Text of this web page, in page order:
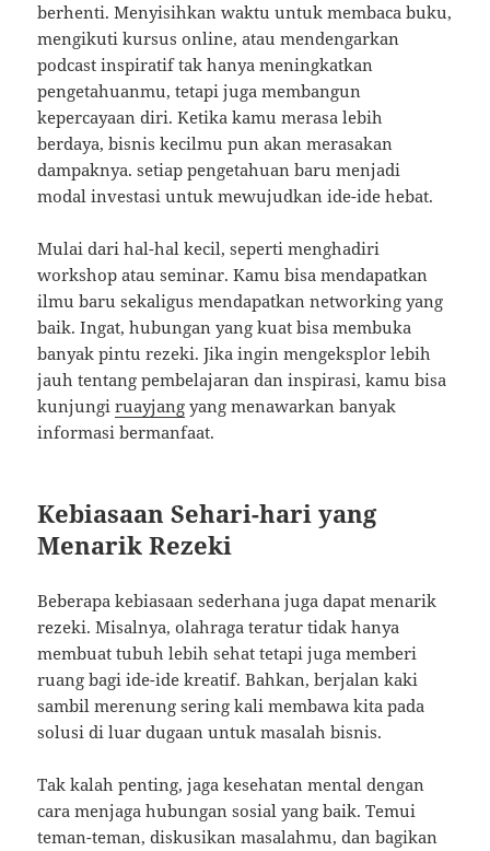
berhenti. Menyisihkan waktu untuk membaca buku,
mengikuti kursus online, atau mendengarkan
podcast inspiratif tak hanya meningkatkan
pengetahuanmu, tetapi juga membangun
kepercayaan diri. Ketika kamu merasa lebih
berdaya, bisnis kecilmu pun akan merasakan
dampaknya. setiap pengetahuan baru menjadi
modal investasi untuk mewujudkan ide-ide hebat.
Mulai dari hal-hal kecil, seperti menghadiri
workshop atau seminar. Kamu bisa mendapatkan
ilmu baru sekaligus mendapatkan networking yang
baik. Ingat, hubungan yang kuat bisa membuka
banyak pintu rezeki. Jika ingin mengeksplor lebih
jauh tentang pembelajaran dan inspirasi, kamu bisa
kunjungiruayjang yang menawarkan banyak
informasi bermanfaat.
Kebiasaan Sehari-hari yang
Menarik Rezeki
Beberapa kebiasaan sederhana juga dapat menarik
rezeki. Misalnya, olahraga teratur tidak hanya
membuat tubuh lebih sehat tetapi juga memberi
ruang bagi ide-ide kreatif. Bahkan, berjalan kaki
sambil merenung sering kali membawa kita pada
solusi di luar dugaan untuk masalah bisnis.
Tak kalah penting, jaga kesehatan mental dengan
cara menjaga hubungan sosial yang baik. Temui
teman-teman, diskusikan masalahmu, dan bagikan